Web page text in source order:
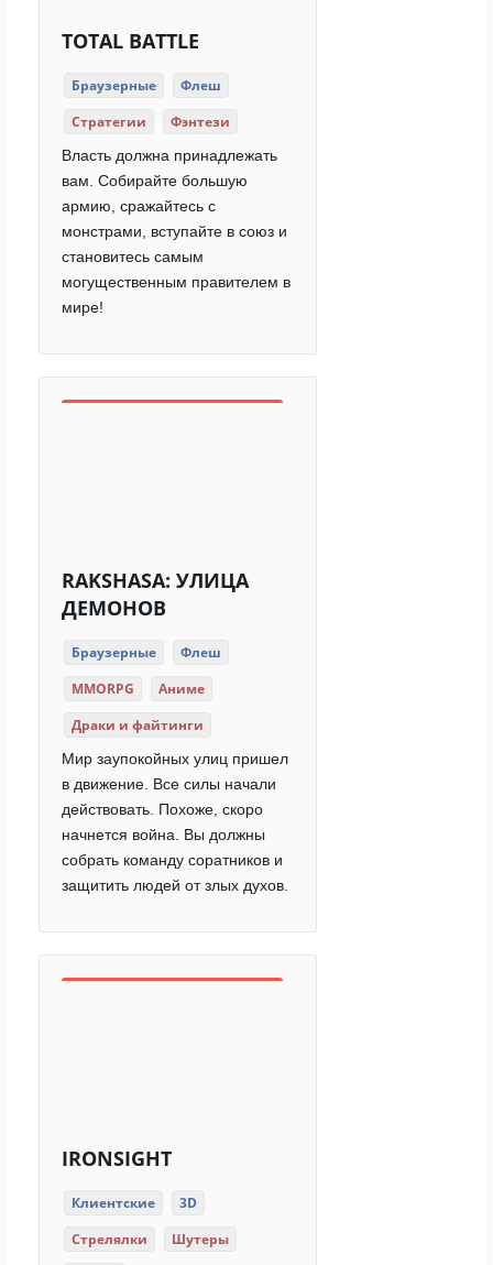
TOTAL BATTLE
Браузерные
Флеш
Стратегии
Фэнтези
Власть должна принадлежать
вам. Собирайте большую
армию, сражайтесь с
монстрами, вступайте в союз и
становитесь самым
могущественным правителем в
мире!
RAKSHASA: УЛИЦА
ДЕМОНОВ
Браузерные
Флеш
MMORPG
Аниме
Драки и файтинги
Мир заупокойных улиц пришел
в движение. Все силы начали
действовать. Похоже, скоро
начнется война. Вы должны
собрать команду соратников и
защитить людей от злых духов.
IRONSIGHT
Клиентские
3D
Стрелялки
Шутеры